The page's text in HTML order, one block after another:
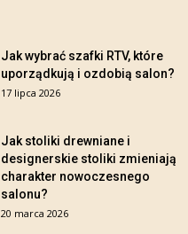
Jak wybrać szafki RTV, które
uporządkują i ozdobią salon?
17 lipca 2026
Jak stoliki drewniane i
designerskie stoliki zmieniają
charakter nowoczesnego
salonu?
20 marca 2026